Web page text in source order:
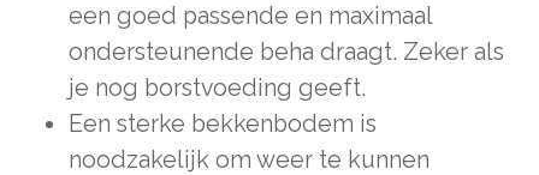
een goed passende en maximaal
ondersteunende beha draagt. Zeker als
je nog borstvoeding geeft.
Een sterke bekkenbodem is
noodzakelijk om weer te kunnen